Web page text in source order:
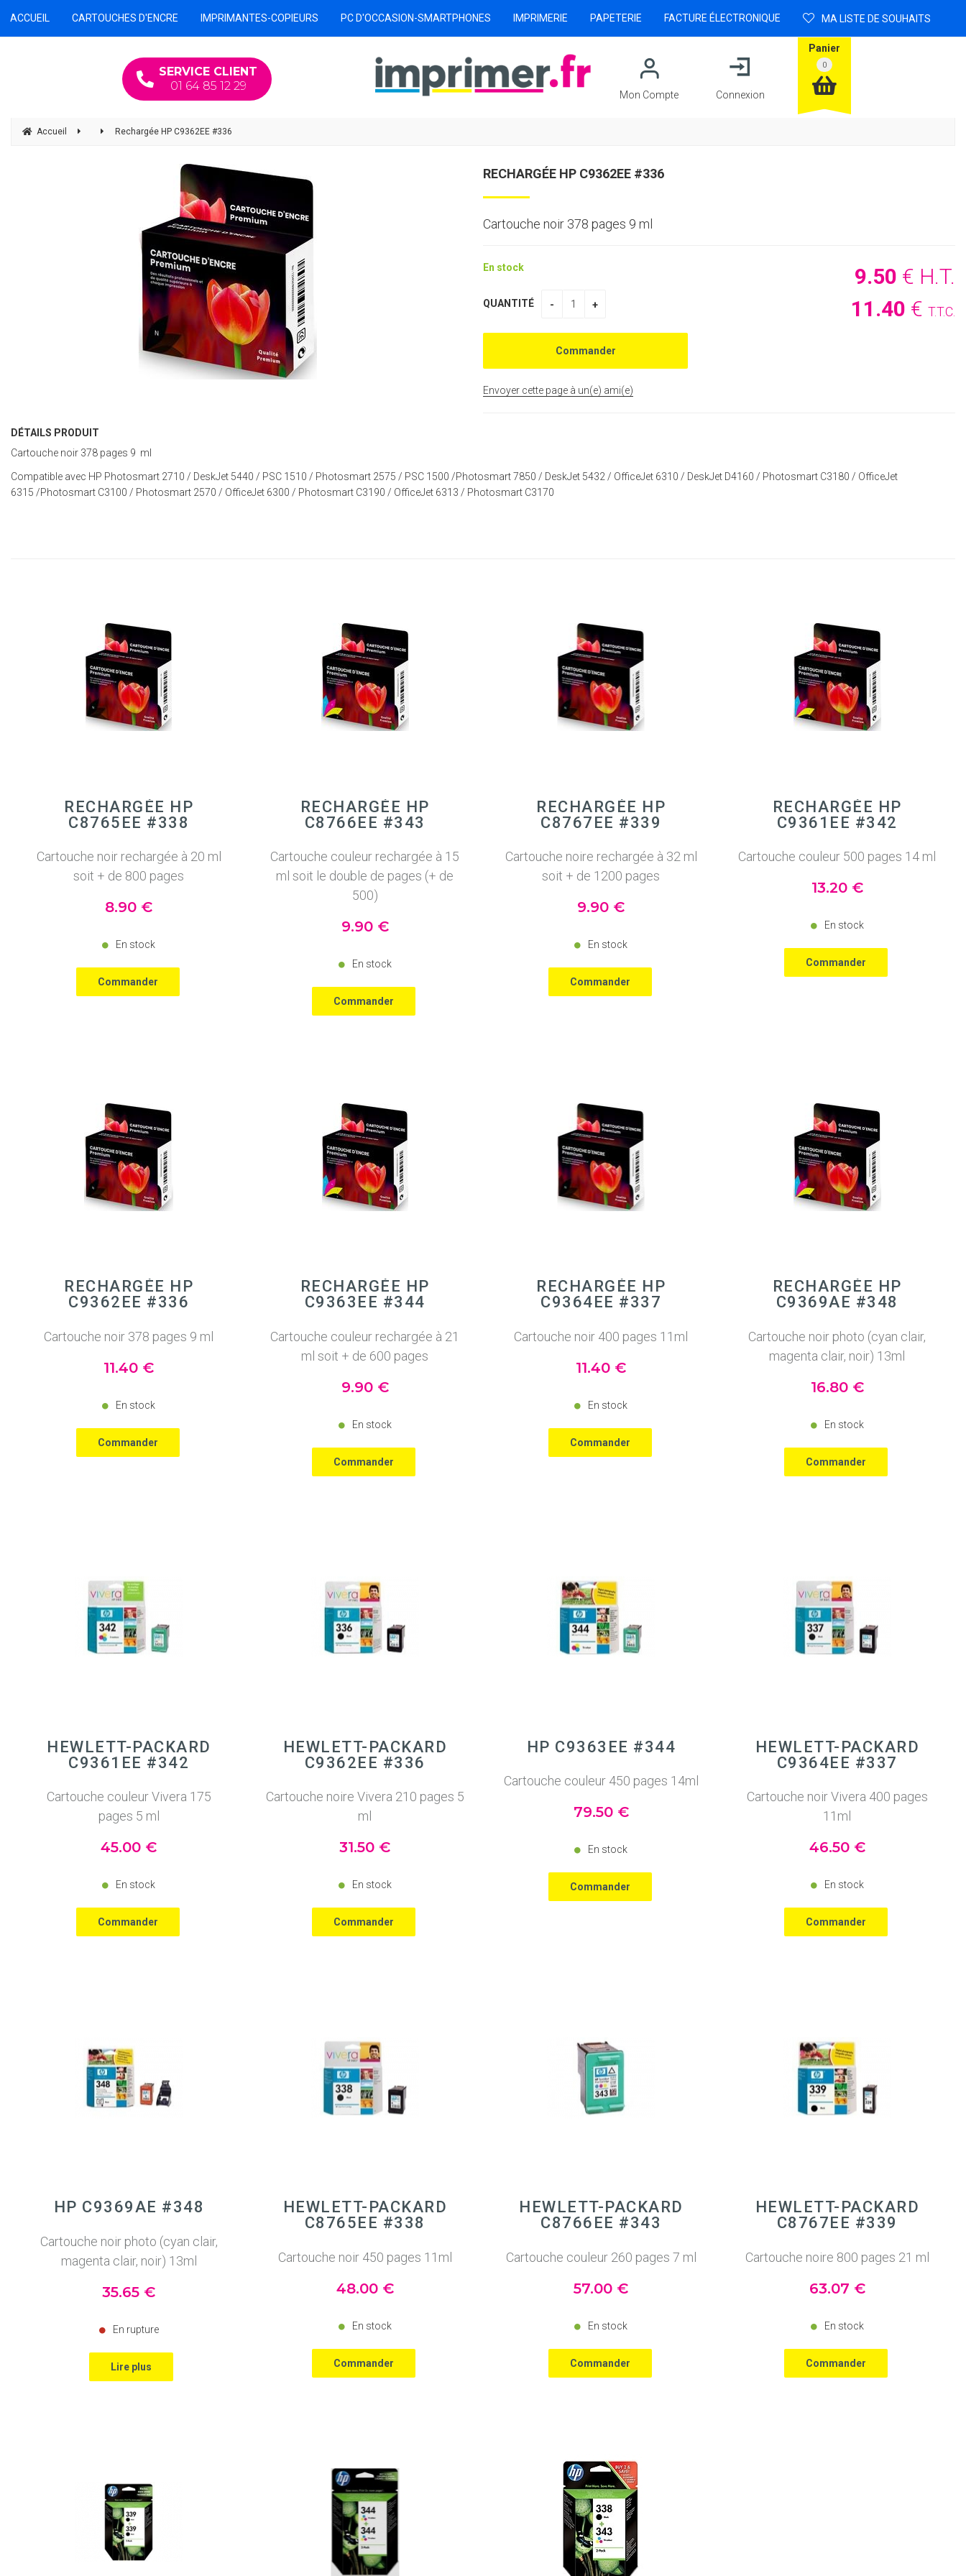
SERVICE CLIENT
01 64 85 12 29
Mon Compte Connexion
Panier
ACCUEIL CARTOUCHES D'ENCRE IMPRIMANTES-COPIEURS PC D'OCCASION-SMARTPHONES IMPRIMERIE PAPETERIE FACTURE ÉLECTRONIQUE MA LISTE DE SOUHAITS
Accueil Rechargée HP C9362EE #336
RECHARGÉE HP C9362EE #336
Cartouche noir 378 pages 9 ml
9.50 € H.T.
11 .40 € T.T.C.
En stock
QUANTITÉ
Envoyer cette page à un(e) ami(e)
DÉTAILS PRODUIT
Cartouche noir 378 pages 9 ml
Compatible avec HP Photosmart 2710 / DeskJet 5440 / PSC 1510 / Photosmart 2575 / PSC 1500 /Photosmart 7850 / DeskJet 5432 / OfficeJet 6310 / DeskJet D4160 / Photosmart C3180 / OfficeJet
6315 /Photosmart C3100 / Photosmart 2570 / OfficeJet 6300 / Photosmart C3190 / OfficeJet 6313 / Photosmart C3170
RECHARGÉE HP
C8765EE #338
Cartouche noir rechargée à 20 ml
soit + de 800 pages
8.90 €
En stock
RECHARGÉE HP
C8766EE #343
Cartouche couleur rechargée à 15
ml soit le double de pages (+ de
500)
9.90 €
En stock
RECHARGÉE HP
C8767EE #339
Cartouche noire rechargée à 32 ml
soit + de 1200 pages
9.90 €
En stock
RECHARGÉE HP
C9361EE #342
Cartouche couleur 500 pages 14 ml
13.20 €
En stock
RECHARGÉE HP
C9362EE #336
Cartouche noir 378 pages 9 ml
11.40 €
En stock
RECHARGÉE HP
C9363EE #344
Cartouche couleur rechargée à 21
ml soit + de 600 pages
9.90 €
En stock
RECHARGÉE HP
C9364EE #337
Cartouche noir 400 pages 11ml
11.40 €
En stock
RECHARGÉE HP
C9369AE #348
Cartouche noir photo (cyan clair,
magenta clair, noir) 13ml
16.80 €
En stock
HEWLETT-PACKARD
C9361EE #342
Cartouche couleur Vivera 175
pages 5 ml
45.00 €
En stock
HEWLETT-PACKARD
C9362EE #336
Cartouche noire Vivera 210 pages 5
ml
31.50 €
En stock
HP C9363EE #344
Cartouche couleur 450 pages 14ml
79.50 €
En stock
HEWLETT-PACKARD
C9364EE #337
Cartouche noir Vivera 400 pages
11ml
46.50 €
En stock
HP C9369AE #348
Cartouche noir photo (cyan clair,
magenta clair, noir) 13ml
35.65 €
En rupture
HEWLETT-PACKARD
C8765EE #338
Cartouche noir 450 pages 11ml
48.00 €
En stock
HEWLETT-PACKARD
C8766EE #343
Cartouche couleur 260 pages 7 ml
57.00 €
En stock
HEWLETT-PACKARD
C8767EE #339
Cartouche noire 800 pages 21 ml
63.07 €
En stock